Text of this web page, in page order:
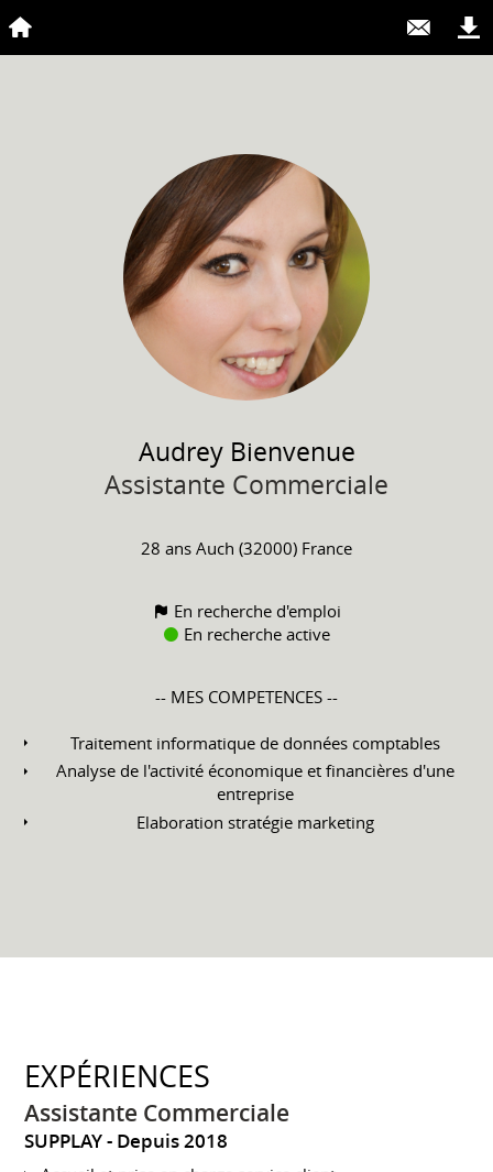
Audrey Bienvenue
Assistante Commerciale
28 ans Auch (32000) France
En recherche d'emploi
En recherche active
-- MES COMPETENCES --
Traitement informatique de données comptables
Analyse de l'activité économique et financières d'une
entreprise
Elaboration stratégie marketing
EXPÉRIENCES
Assistante Commerciale
SUPPLAY Depuis 2018